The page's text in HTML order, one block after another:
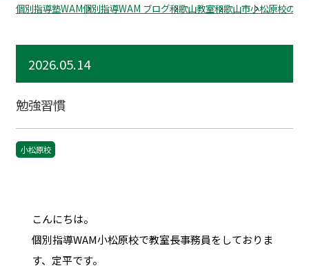
個別指導塾WAM個別指導WAM ブログ和歌山教室和歌山市小松原校のス
2026.05.14
勉強習慣
小松原校
こんにちは。
個別指導WAM小松原校で教室長事務員をしておりま
す、定平です。